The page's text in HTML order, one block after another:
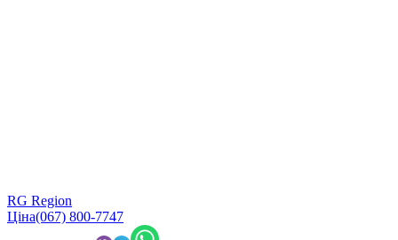
RG Region
Ціна(067) 800-7747